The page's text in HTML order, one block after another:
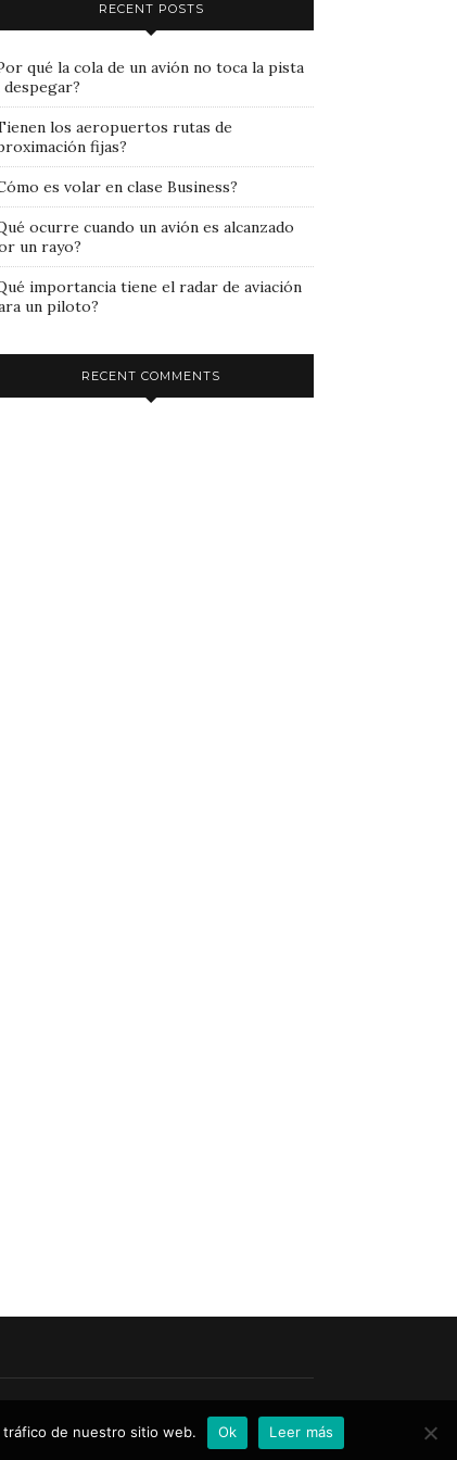
RECENT POSTS
qué la cola de un avión no toca la pista
despegar?
los aeropuertos rutas de
fijas?
es volar en clase Business?
ocurre cuando un avión es alcanzado
un rayo?
importancia tiene el radar de aviación
un piloto?
RECENT COMMENTS
tráfico de nuestro sitio web. Ok Leer más